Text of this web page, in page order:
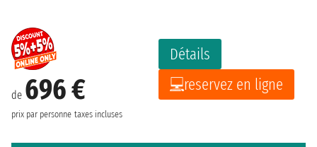
de 696 €
prix par personne taxes incluses
Détails
reservez en ligne